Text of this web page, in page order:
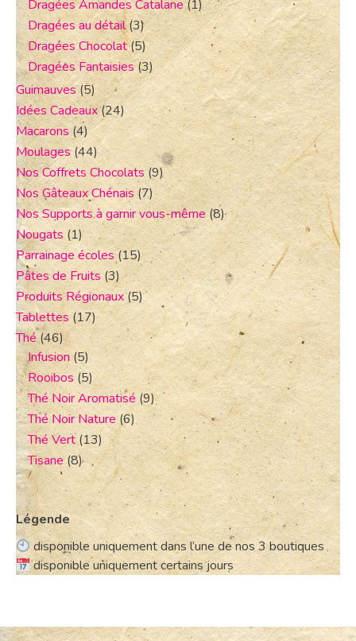
Dragées Amandes Catalane(1)
Dragées au détail(3)
Dragées Chocolat(5)
Dragées Fantaisies (3)
Guimauves (5)
Idées Cadeaux(24)
Macarons(4)
Moulages(44)
Nos Coffrets Chocolats (9)
Nos Gâteaux Chénais (7)
Nos Supports à garnir vous-même(8)
Nougats (1)
Parrainage écoles (15)
Pâtes de Fruits (3)
Produits Régionaux(5)
Tablettes(17)
Thé (46)
Infusion(5)
Rooibos (5)
Thé Noir Aromatisé (9)
Thé Noir Nature (6)
Thé Vert (13)
Tisane (8)
Légende
disponible uniquement dans l’une de nos 3 boutiques
disponible uniquement certains jours